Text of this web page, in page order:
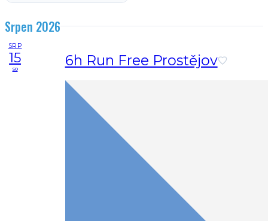
Srpen 2026
SRP
15
so 6h Run Free Prostějov